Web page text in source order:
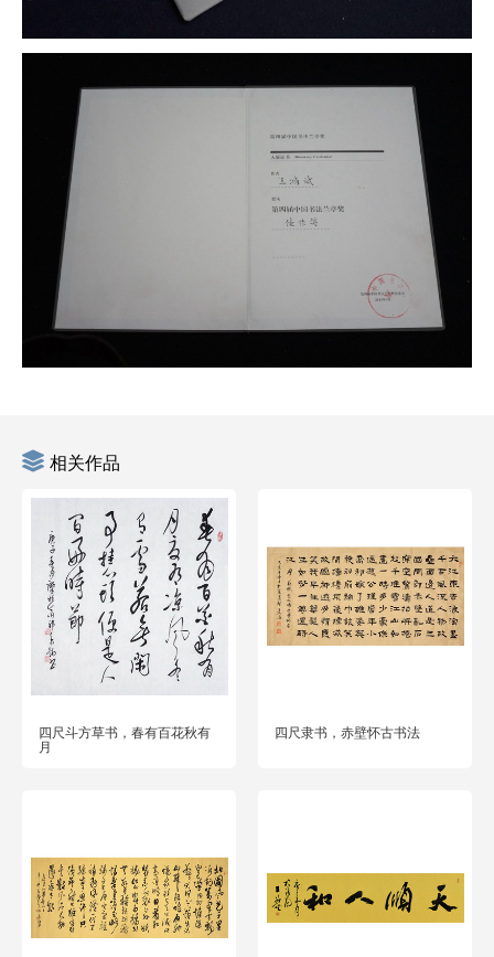
相关作品
四尺斗方草书，春有百花秋有
月
四尺隶书，赤壁怀古书法